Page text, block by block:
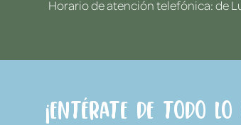
Horario de atención telefónica: de
¡Entérate de todo lo